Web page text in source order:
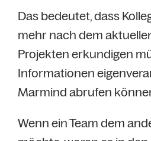
Das bedeutet, dass
mehr nach dem
Projekten erkundigen
Informationen
Marmind abrufen
Wenn ein Team dem